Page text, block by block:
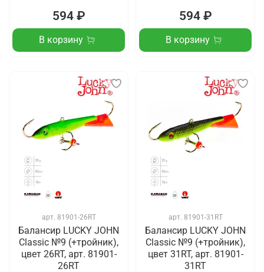
594 ₽
В корзину
594 ₽
В корзину
арт. 81901-26RT
Балансир LUCKY JOHN
Classic №9 (+тройник),
цвет 26RT, арт. 81901-
26RT
арт. 81901-31RT
Балансир LUCKY JOHN
Classic №9 (+тройник),
цвет 31RT, арт. 81901-
31RT